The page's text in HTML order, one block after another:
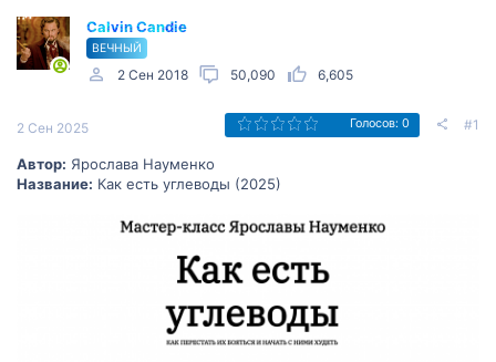
Calvin Candie
ВЕЧНЫЙ
2 Сен 2018 50,090 6,605
2 Сен 2025 Голосов: 0 #1
Автор: Ярослава Науменко
Название: Как есть углеводы (2025)